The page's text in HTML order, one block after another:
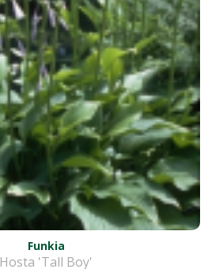
Funkia
Hosta 'Tall Boy'